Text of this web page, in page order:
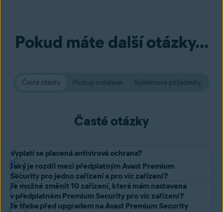
Pokud máte další otázky...
Časté otázky Postup instalace Systémové požadavky
Časté otázky
Vyplatí se placená antivirová ochrana?
Zatímcobezplatný antivirový softwarevám nabídne základní
ochranu, placené verze nabízejí více nástrojů ke zvládání nově
objevených hrozeb. Avast Premium Security vám pomůže
se škodlivým webůma přidává solidní ochranu proti online
Jaký je rozdíl mezi předplatným Avast Premium
Security pro jedno zařízení a pro víc zařízení?
Obě předplatná nabízejí stejnou komplexní ochranu. Jediný rozdíl je
v tom, kolik zařízení můžete chránit.
Je možné změnit 10 zařízení, která mám nastavena
v předplatném Premium Security pro víc zařízení?
Je třeba před upgradem na Avast Premium Security